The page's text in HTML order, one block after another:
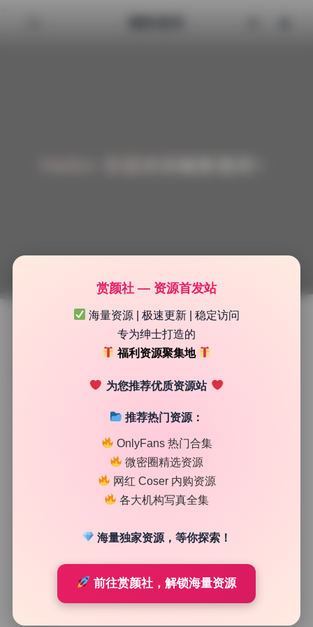
柳丸ゎぃゎぃクラブ15期 11.8G 无水印原档cosplay 持
赏颜社 — 资源首发站
海量资源 | 极速更新 | 稳定访问
专为绅士打造的
福利资源聚集地
为您推荐优质资源站
推荐热门资源：
OnlyFans 热门合集
微密圈精选资源
网红 Coser 内购资源
各大机构写真全集
海量独家资源，等你探索！
前往赏颜社，解锁海量资源